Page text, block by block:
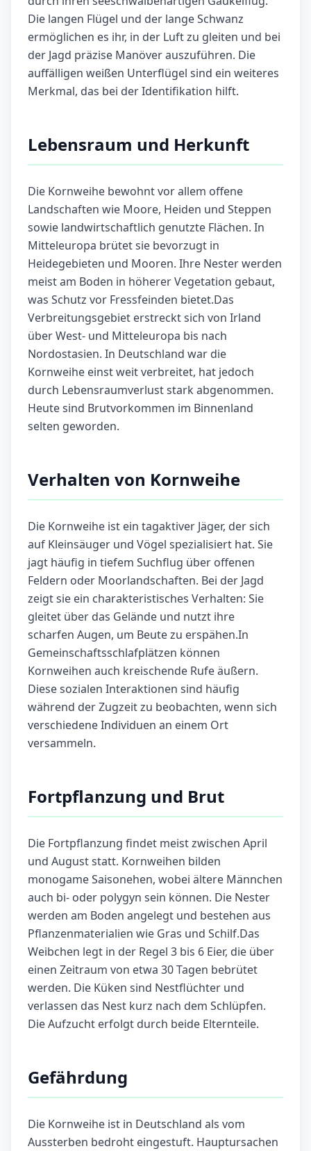
Die langen Flügel und der lange Schwanz
ermöglichen es ihr, in der Luft zu gleiten und bei
der Jagd präzise Manöver auszuführen. Die
auffälligen weißen Unterflügel sind ein weiteres
Merkmal, das bei der Identifikation hilft.
Lebensraum und Herkunft
Die Kornweihe bewohnt vor allem offene
Landschaften wie Moore, Heiden und Steppen
sowie landwirtschaftlich genutzte Flächen. In
Mitteleuropa brütet sie bevorzugt in
Heidegebieten und Mooren. Ihre Nester werden
meist am Boden in höherer Vegetation gebaut,
was Schutz vor Fressfeinden bietet.Das
Verbreitungsgebiet erstreckt sich von Irland
über West- und Mitteleuropa bis nach
Nordostasien. In Deutschland war die
Kornweihe einst weit verbreitet, hat jedoch
durch Lebensraumverlust stark abgenommen.
Heute sind Brutvorkommen im Binnenland
selten geworden.
Verhalten von Kornweihe
Die Kornweihe ist ein tagaktiver Jäger, der sich
auf Kleinsäuger und Vögel spezialisiert hat. Sie
jagt häufig in tiefem Suchflug über offenen
Feldern oder Moorlandschaften. Bei der Jagd
zeigt sie ein charakteristisches Verhalten: Sie
gleitet über das Gelände und nutzt ihre
scharfen Augen, um Beute zu erspähen.In
Gemeinschaftsschlafplätzen können
Kornweihen auch kreischende Rufe äußern.
Diese sozialen Interaktionen sind häufig
während der Zugzeit zu beobachten, wenn sich
verschiedene Individuen an einem Ort
versammeln.
Fortpflanzung und Brut
Die Fortpflanzung findet meist zwischen April
und August statt. Kornweihen bilden
monogame Saisonehen, wobei ältere Männchen
auch bi- oder polygyn sein können. Die Nester
werden am Boden angelegt und bestehen aus
Pflanzenmaterialien wie Gras und Schilf.Das
Weibchen legt in der Regel 3 bis 6 Eier, die über
einen Zeitraum von etwa 30 Tagen bebrütet
werden. Die Küken sind Nestflüchter und
verlassen das Nest kurz nach dem Schlüpfen.
Die Aufzucht erfolgt durch beide Elternteile.
Gefährdung
Die Kornweihe ist in Deutschland als vom
Aussterben bedroht eingestuft. Hauptursachen